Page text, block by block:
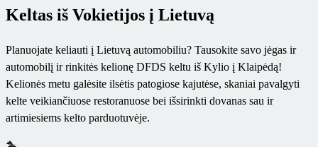
Keltas iš Vokietijos į Lietuvą
Planuojate keliauti į Lietuvą automobiliu? Tausokite savo jėgas ir
automobilį ir rinkitės kelionę DFDS keltu iš Kylio į Klaipėdą!
Kelionės metu galėsite ilsėtis patogiose kajutėse, skaniai pavalgyti
kelte veikiančiuose restoranuose bei išsirinkti dovanas sau ir
artimiesiems kelto parduotuvėje.